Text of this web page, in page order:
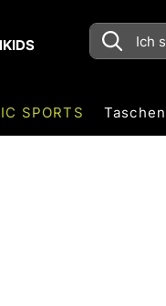
KIDS
SPORTS Taschen